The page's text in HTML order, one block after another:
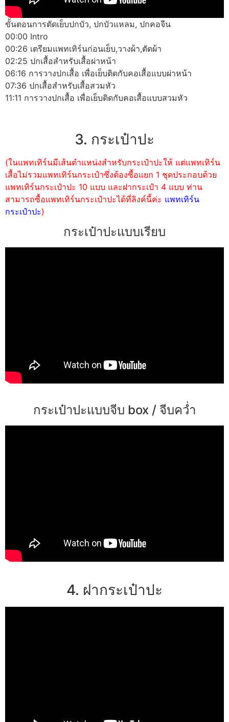
ขั้นตอนการตัดเย็บปกบัว, ปกบัวแหลม, ปกคอจีน
00:00 Intro
00:26 เตรียมแพทเทิร์นก่อนเย็บ,วางผ้า,ตัดผ้า
02:25 ปกเสื้อสำหรับเสื้อผ่าหน้า
06:16 การวางปกเสื้อ เพื่อเย็บติดกับคอเสื้อแบบผ่าหน้า
07:36 ปกเสื้อสำหรับเสื้อสวมหัว
11:11 การวางปกเสื้อ เพื่อเย็บติดกับคอเสื้อแบบสวมหัว
3. กระเป๋าปะ
(ในแพทเทิร์นมีเส้นตำแหน่งสำหรับกระเป๋าปะให้ แต่แพทเทิร์น
เสื้อไม่รวมแพทเทิร์นกระเป๋าซึ่งต้องซื้อแยก 1 ชุดประกอบด้วย
แพทเทิร์นกระเป๋าปะ 10 แบบ และฝากระเป๋า 4 แบบ ท่าน
สามารถซื้อแพทเทิร์นกระเป๋าปะได้ที่ลิงค์นี้ค่ะ แพทเทิร์น
กระเป๋าปะ)
กระเป๋าปะแบบเรียบ
กระเป๋าปะแบบจีบ box / จีบคว่ำ
4. ฝากระเป๋าปะ